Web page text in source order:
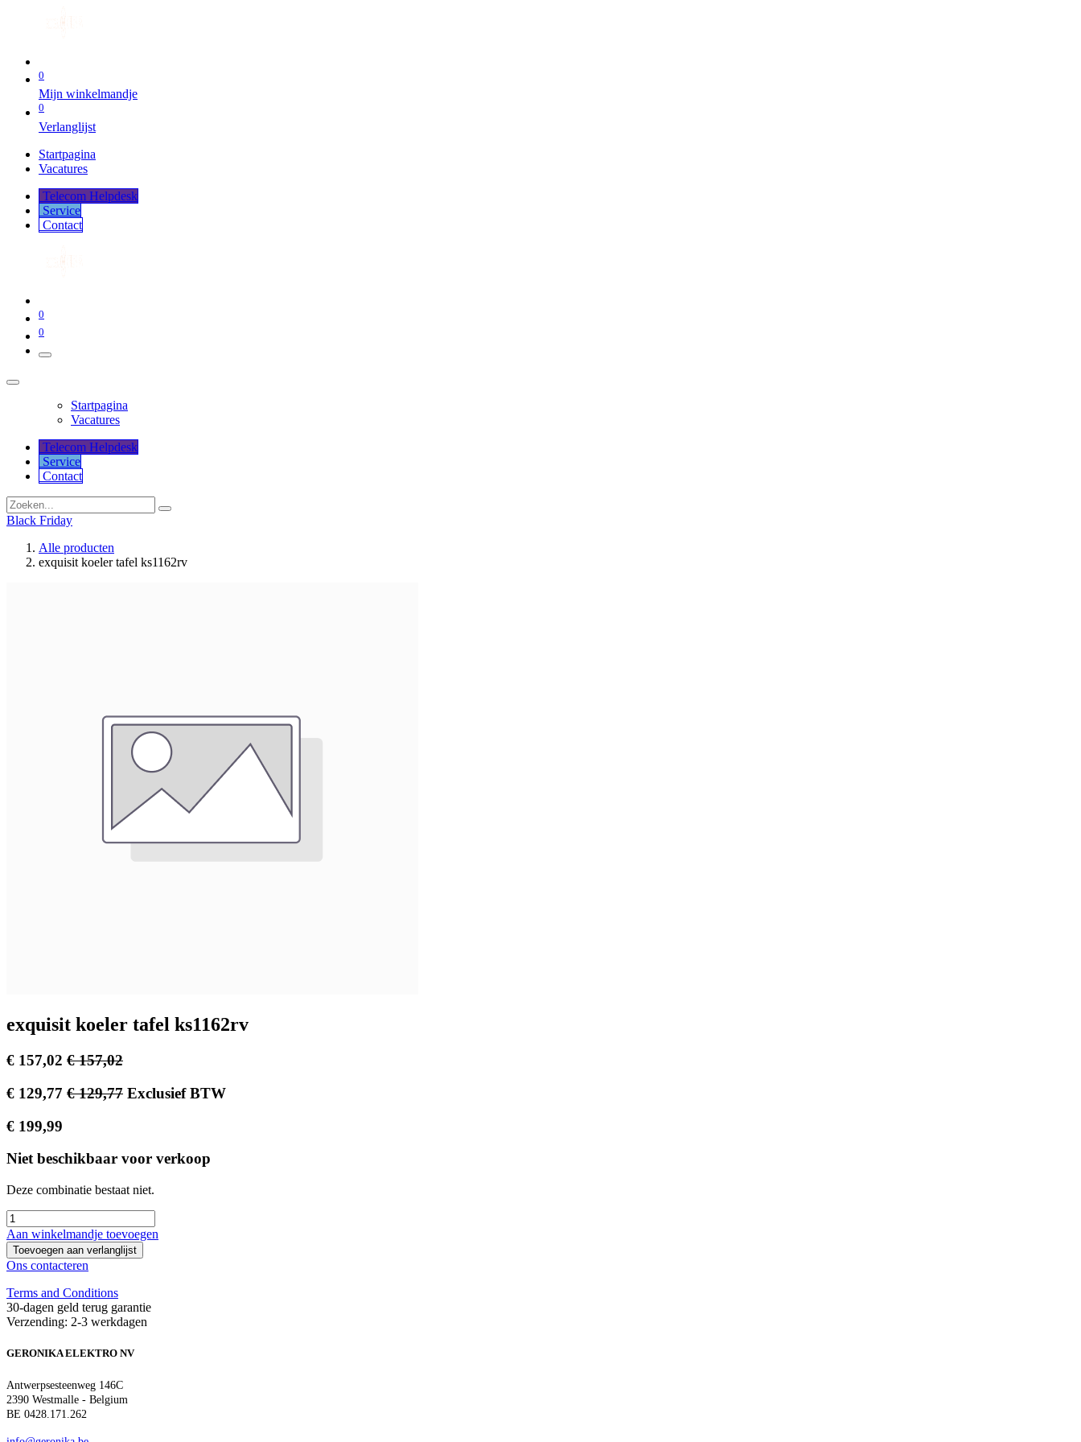
0
Mijn winkelmandje
0
Verlanglijst
Startpagina
Vacatures
Telecom Helpdesk
Service
Co​​​​​​ntact
0
0
Startpagina
Vacatures
Telecom Helpdesk
Service
Co​​​​​​ntact
Black Friday
Alle producten
exquisit koeler tafel ks1162rv
exquisit koeler tafel ks1162rv
€ 157,02 €157,02
€ 129,77 €129,77 Exclusief BTW
€ 199,99
Niet beschikbaar voor verkoop
Deze combinatie bestaat niet.
Aan winkelmandje toevoegen
Toevoegen aan verlanglijst
Ons contacteren
Terms and Conditions
30-dagen geld terug garantie
Verzending: 2-3 werkdagen
GERONIKA ELEKTRO NV
Antwerpsesteenweg 146C
2390 Westmalle - Belgium
BE 0428.171.262